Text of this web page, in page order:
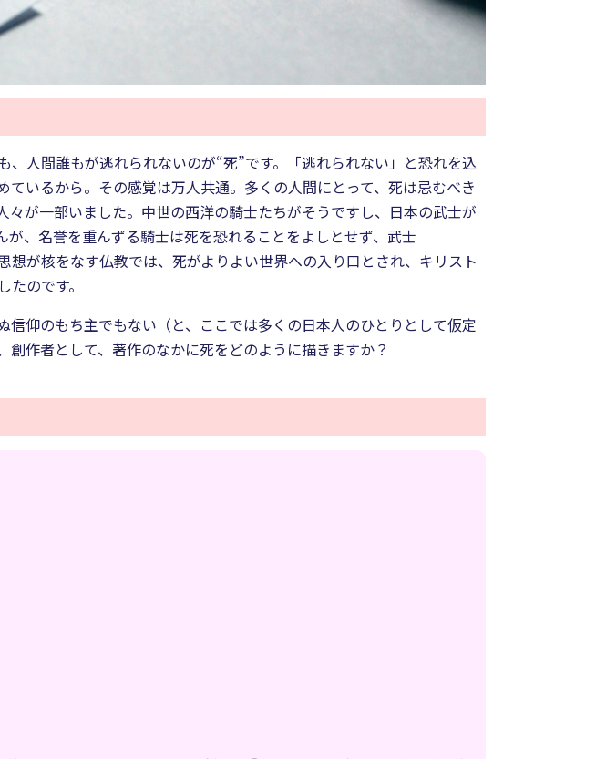
人間誰もが逃れられないのが“死”です。「逃れられない」と恐れを込
いるから。その感覚は万人共通。多くの人間にとって、死は忌むべき
が一部いました。中世の西洋の騎士たちがそうですし、日本の武士が
、名誉を重んずる騎士は死を恐れることをよしとせず、武士
が核をなす仏教では、死がよりよい世界への入り口とされ、キリスト
のです。
仰のもち主でもない（と、ここでは多くの日本人のひとりとして仮定
作者として、著作のなかに死をどのように描きますか？